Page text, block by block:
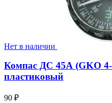
Нет в наличии
Компас ДС 45А (GKO
пластиковый
90 ₽